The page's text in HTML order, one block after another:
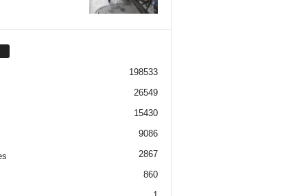
198533
26549
15430
9086
2867
860